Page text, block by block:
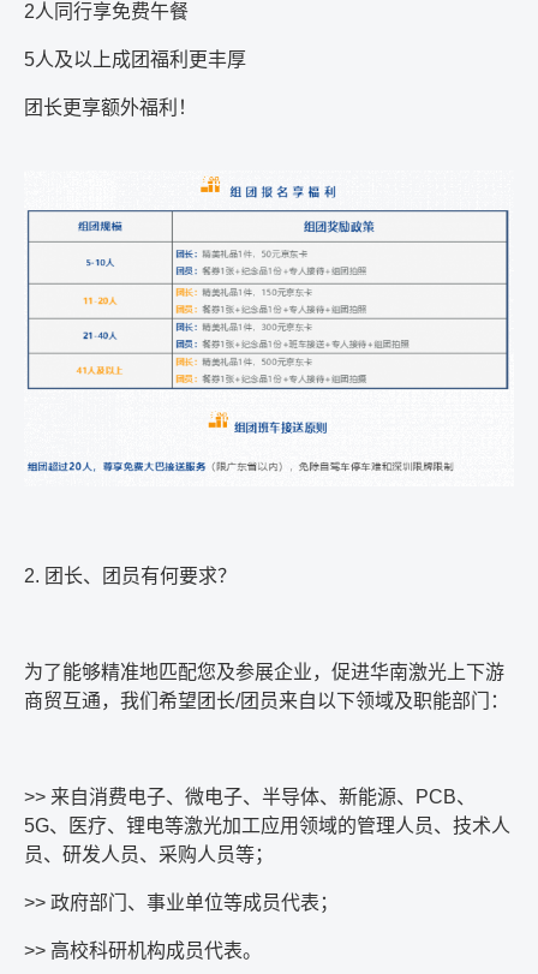
2人同行享免费午餐
5人及以上成团福利更丰厚
团长更享额外福利！
2. 团长、团员有何要求？
为了能够精准地匹配您及参展企业，促进华南激光上下游
商贸互通，我们希望团长/团员来自以下领域及职能部门：
>> 来自消费电子、微电子、半导体、新能源、 PCB、
5G、医疗、锂电等激光加工应用领域的管理人员、技术人
员、研发人员、采购人员等；
>> 政府部门、事业单位等成员代表；
>> 高校科研机构成员代表。